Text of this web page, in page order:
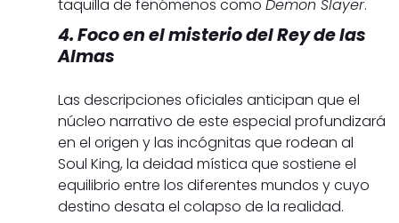
taquilla de fenómenos como Demon Slayer.
4. Foco en el misterio del Rey de las
Almas
Las descripciones oficiales anticipan que el
núcleo narrativo de este especial profundizará
en el origen y las incógnitas que rodean al
Soul King, la deidad mística que sostiene el
equilibrio entre los diferentes mundos y cuyo
destino desata el colapso de la realidad.